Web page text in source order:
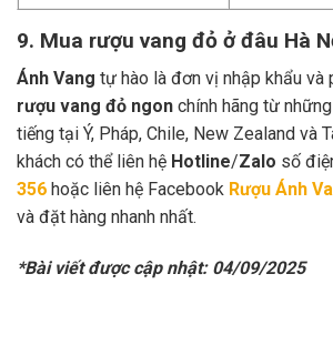
9. Mua rượu vang đỏ ở đâu Hà
Ánh Vang tự hào là đơn vị nhập khẩu và
rượu vang đỏ ngon chính hãng từ
tiếng tại Ý, Pháp, Chile, New Zealand và
khách có thể liên hệ Hotline/Zalo số
356 hoặc liên hệ Facebook Rượu Ánh
và đặt hàng nhanh nhất.
*Bài viết được cập nhật: 04/09/2025